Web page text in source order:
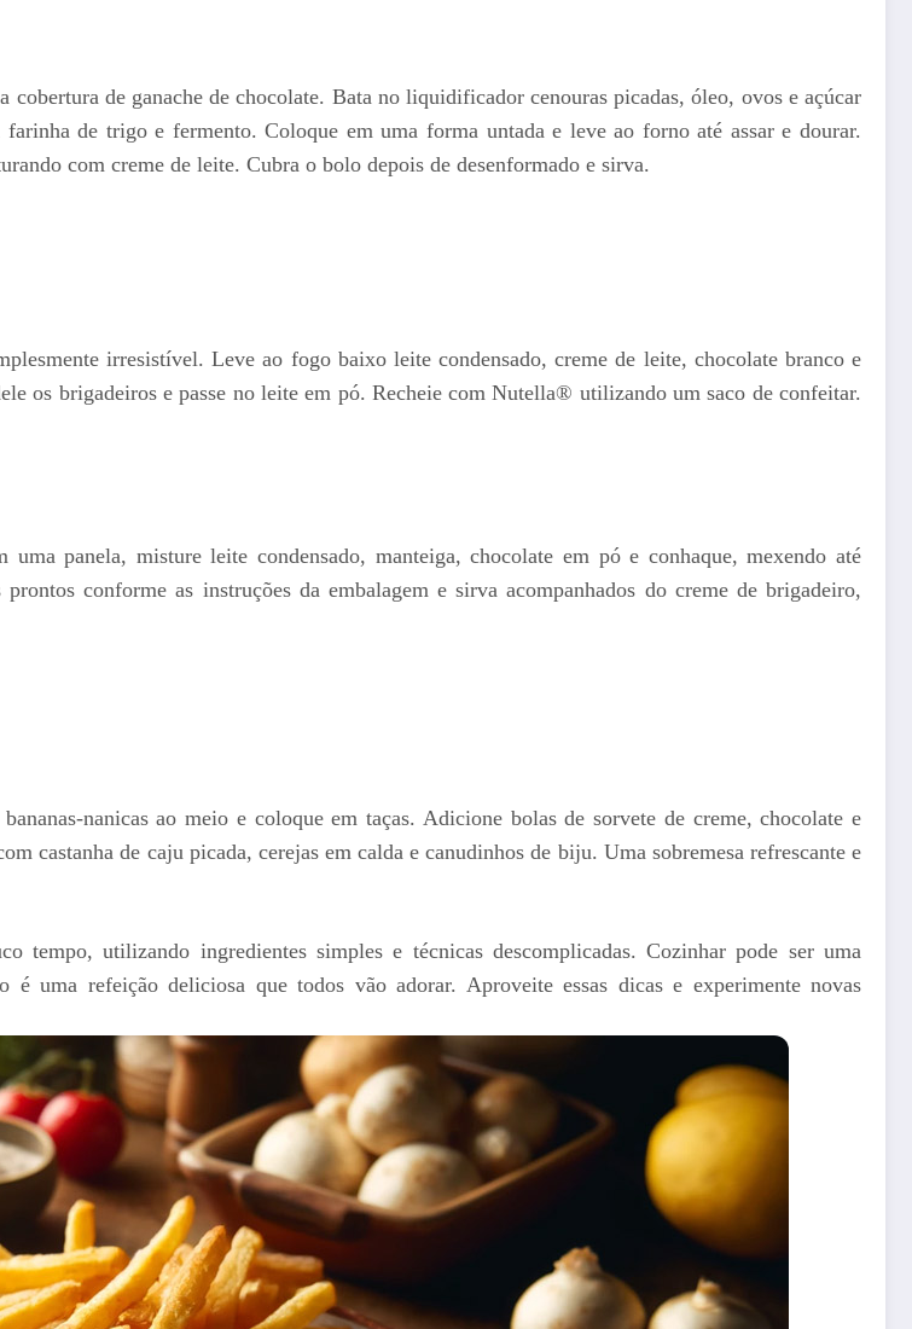
de ganache de chocolate. Bata no liquidificador cenouras picadas, óleo, ovos e açúcar
de trigo e fermento. Coloque em uma forma untada e leve ao forno até assar e dourar.
com creme de leite. Cubra o bolo depois de desenformado e sirva.
irresistível. Leve ao fogo baixo leite condensado, creme de leite, chocolate branco e
os brigadeiros e passe no leite em pó. Recheie com Nutella® utilizando um saco de confeitar.
uma panela, misture leite condensado, manteiga, chocolate em pó e conhaque, mexendo até
conforme as instruções da embalagem e sirva acompanhados do creme de brigadeiro,
nanicas ao meio e coloque em taças. Adicione bolas de sorvete de creme, chocolate e
castanha de caju picada, cerejas em calda e canudinhos de biju. Uma sobremesa refrescante e
tempo, utilizando ingredientes simples e técnicas descomplicadas. Cozinhar pode ser uma
é uma refeição deliciosa que todos vão adorar. Aproveite essas dicas e experimente novas